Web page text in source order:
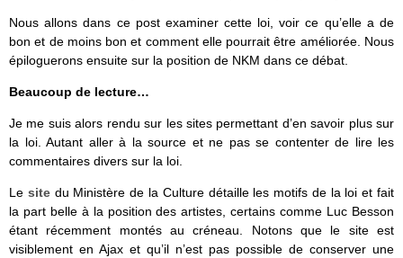
Nous allons dans ce post examiner cette loi, voir ce qu’elle a de
bon et de moins bon et comment elle pourrait être améliorée. Nous
épiloguerons ensuite sur la position de NKM dans ce débat.
Beaucoup de lecture…
Je me suis alors rendu sur les sites permettant d’en savoir plus sur
la loi. Autant aller à la source et ne pas se contenter de lire les
commentaires divers sur la loi.
Le sitedu Ministère de la Culture détaille les motifs de la loi et fait
la part belle à la position des artistes, certains comme Luc Besson
étant récemment montés au créneau. Notons que le site est
visiblement en Ajax et qu’il n’est pas possible de conserver une